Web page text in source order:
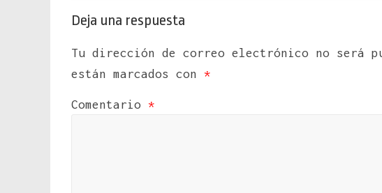
Deja una respuesta
Tu dirección de correo electrónico no será
están marcados con *
Comentario *